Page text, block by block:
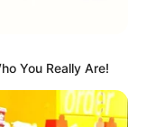
You Really Are!